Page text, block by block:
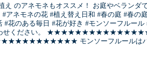
のアネモネもオススメ！ お庭やベラン
ネモネの花 #植え替え日和 #春の庭 #春
花のある毎日 #花が好き #モンソーフルー
合わせください。 ★★★★★★★★★★★★★★★
モンソーフルールはパリ